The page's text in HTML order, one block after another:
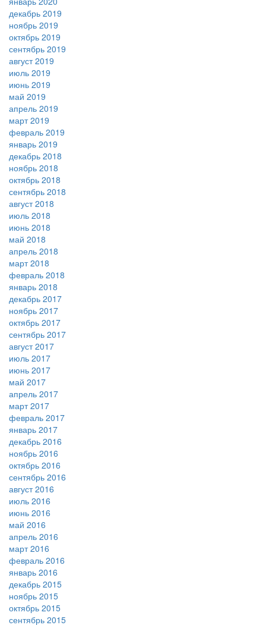
декабрь 2019
ноябрь 2019
октябрь 2019
сентябрь 2019
август 2019
июль 2019
июнь 2019
май 2019
апрель 2019
март 2019
февраль 2019
январь 2019
декабрь 2018
ноябрь 2018
октябрь 2018
сентябрь 2018
август 2018
июль 2018
июнь 2018
май 2018
апрель 2018
март 2018
февраль 2018
январь 2018
декабрь 2017
ноябрь 2017
октябрь 2017
сентябрь 2017
август 2017
июль 2017
июнь 2017
май 2017
апрель 2017
март 2017
февраль 2017
январь 2017
декабрь 2016
ноябрь 2016
октябрь 2016
сентябрь 2016
август 2016
июль 2016
июнь 2016
май 2016
апрель 2016
март 2016
февраль 2016
январь 2016
декабрь 2015
ноябрь 2015
октябрь 2015
сентябрь 2015